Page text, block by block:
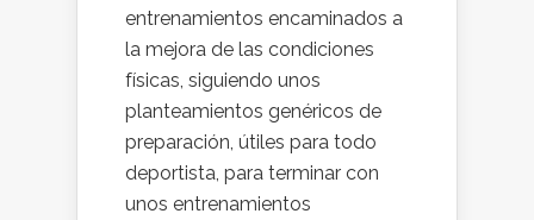
entrenamientos encaminados a
la mejora de las condiciones
físicas, siguiendo unos
planteamientos genéricos de
preparación, útiles para todo
deportista, para terminar con
unos entrenamientos